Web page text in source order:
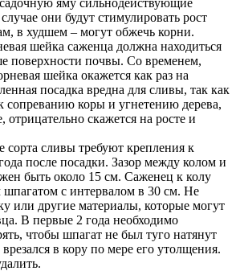
они будут стимулировать рост
в худшем – могут обжечь корни.
шейка саженца должна находиться
поверхности почвы. Со временем,
шейка окажется как раз на
посадка вредна для сливы, так как
сопреванию коры и угнетению дерева,
отрицательно скажется на росте и
сорта сливы требуют крепления к
после посадки. Зазор между колом и
быть около 15 см. Саженец к колу
с интервалом в 30 см. Не
или другие материалы, которые могут
В первые 2 года необходимо
чтобы шпагат не был туго натянут
в кору по мере его утолщения.